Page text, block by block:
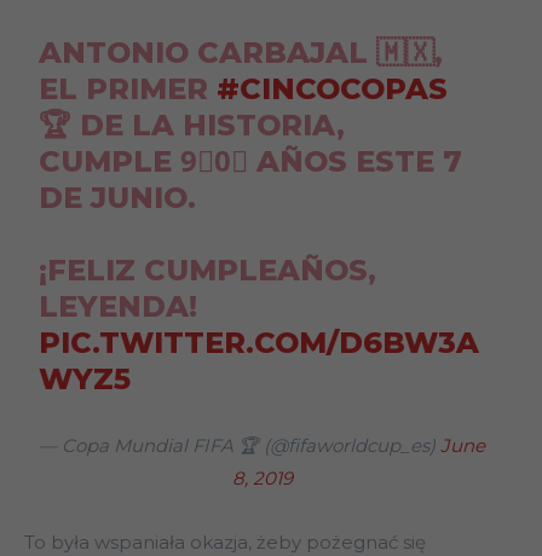
ANTONIO CARBAJAL 🇲🇽,
EL PRIMER #CINCOCOPAS
🏆 DE LA HISTORIA,
CUMPLE 9⃣0⃣ AÑOS ESTE 7
DE JUNIO.
¡FELIZ CUMPLEAÑOS,
LEYENDA!
PIC.TWITTER.COM/D6BW3A
WYZ5
— Copa Mundial FIFA 🏆 (@fifaworldcup_es) June
8, 2019
To była wspaniała okazja, żeby pożegnać się